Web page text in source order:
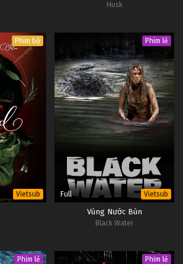
Husk
Phim bộ
Vietsub
Phim lẻ
Full Vietsub
Vùng Nước Bùn
Black Water
Phim lẻ Phim lẻ